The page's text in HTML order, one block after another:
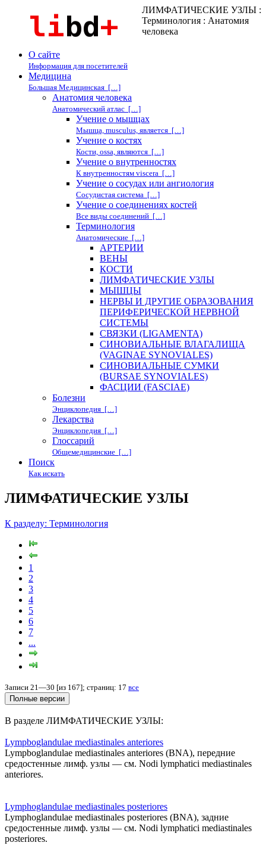
ЛИМФАТИЧЕСКИЕ УЗЛЫ :
Терминология : Анатомия
человека
О сайте
Информация для посетителей
Медицина
Большая Медицинская […]
Анатомия человека
Анатомический атлас […]
Учение о мышцах
Мышца, musculus, является […]
Учение о костях
Кости, ossa, являются […]
Учение о внутренностях
К внутренностям viscera […]
Учение о сосудах или ангиология
Сосудистая система […]
Учение о соединениях костей
Все виды соединений […]
Терминология
Анатомические […]
АРТЕРИИ
ВЕНЫ
КОСТИ
ЛИМФАТИЧЕСКИЕ УЗЛЫ
МЫШЦЫ
НЕРВЫ И ДРУГИЕ ОБРАЗОВАНИЯ
ПЕРИФЕРИЧЕСКОЙ НЕРВНОЙ
СИСТЕМЫ
СВЯЗКИ (LIGAMENTA)
СИНОВИАЛЬНЫЕ ВЛАГАЛИЩА
(VAGINAE SYNOVIALES)
СИНОВИАЛЬНЫЕ СУМКИ
(BURSAE SYNOVIALES)
ФАСЦИИ (FASCIAE)
Болезни
Энциклопедия […]
Лекарства
Энциклопедия […]
Глоссарий
Общемедицинские […]
Поиск
Как искать
ЛИМФАТИЧЕСКИЕ УЗЛЫ
К разделу: Терминология
1
2
3
4
5
6
7
...
Записи 21—30 [из 167]; страниц: 17 все
В разделе ЛИМФАТИЧЕСКИЕ УЗЛЫ:
Lympboglandulae mediastinales anteriores
Lympboglandulae mediastinales anteriores (BNA), передние
средостенные лимф. узлы — см. Nodi lymphatici mediastinales
anteriores.
Lymphoglandulae mediastinales posteriores
Lymphoglandulae mediastinales posteriores (BNA), задние
средостенные лимф. узлы — см. Nodi lymphatici mediastinales
posteriores.